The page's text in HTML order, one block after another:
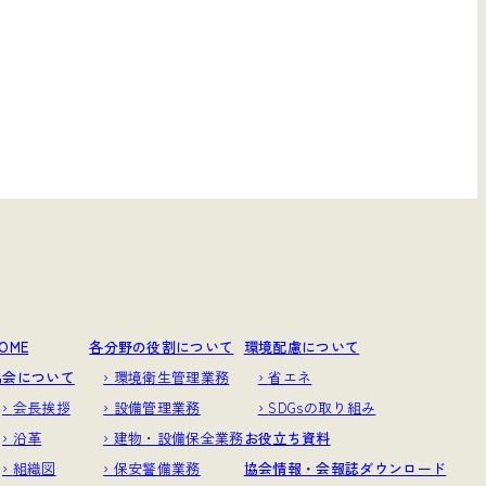
について
会長挨拶
沿革
組織図
各分野の役割について
環境衛生管理業務
設備管理業務
建物・設備保全業務
保安警備業務
環境配慮について
省エネ
SDGsの取り組み
お役立ち資料
協会情報・会報誌ダウンロード